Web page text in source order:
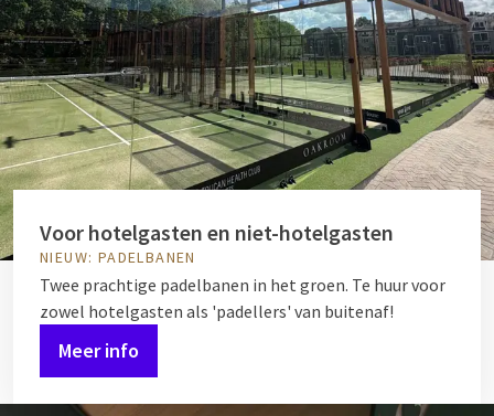
Voor hotelgasten en niet-hotelgasten
NIEUW: PADELBANEN
Twee prachtige padelbanen in het groen. Te huur voor
zowel hotelgasten als 'padellers' van buitenaf!
Meer info